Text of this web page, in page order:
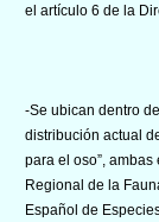
el artículo 6 de la
-Se ubican dentro
distribución actual
para el oso”, ambas
Regional de la
Español de